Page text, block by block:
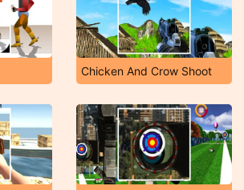
Chicken And Crow Shoot